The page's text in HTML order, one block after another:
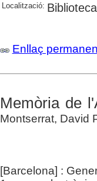
Localització:
Enllaç
Memòria de
Montserrat, David
[Barcelona] :